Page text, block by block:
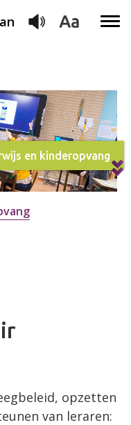
en kinderopvang
opzetten
van leraren: